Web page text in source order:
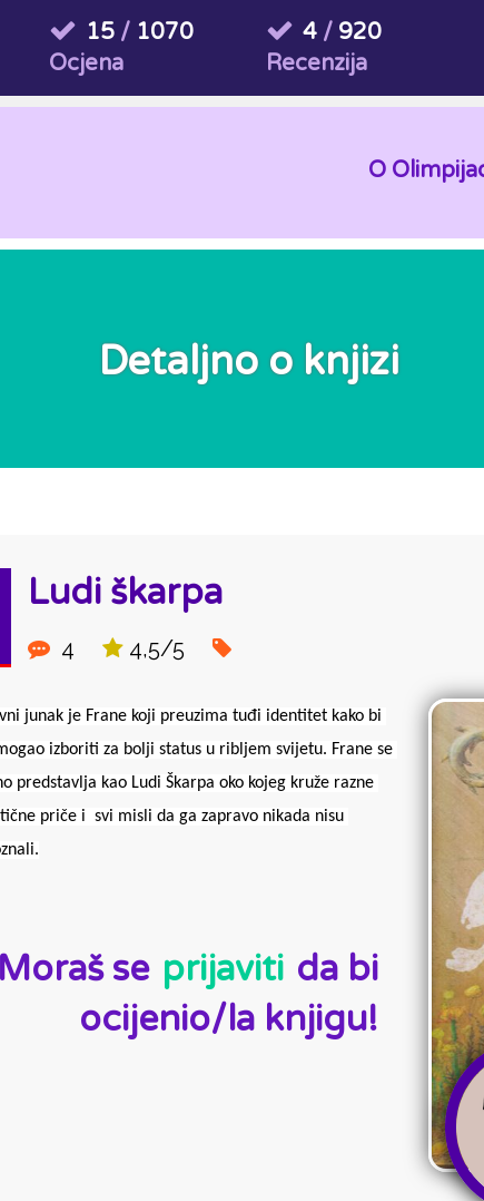
15/ 1070
Ocjena
4/ 920
Recenzija
O
Detaljno o knjizi
Ludi škarpa
4 4,5/5
junak je Frane koji preuzima tuđi identitet kako bi
izboriti za bolji status u ribljem svijetu. Frane se
predstavlja kao Ludi Škarpa oko kojeg kruže razne
priče i  svi misli da ga zapravo nikada nisu
Moraš se prijaviti da bi
ocijenio/la knjigu!